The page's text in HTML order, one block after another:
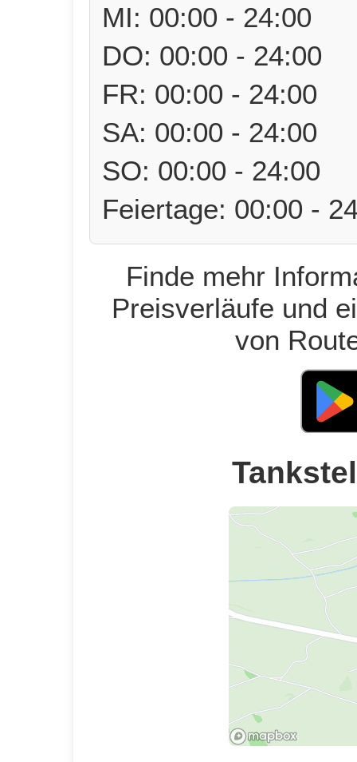
MI: 00:00 - 24:00
DO: 00:00 - 24:00
FR: 00:00 - 24:00
SA: 00:00 - 24:00
SO: 00:00 - 24:00
Feiertage: 00:00 -
Finde mehr
Preisverläufe und
von